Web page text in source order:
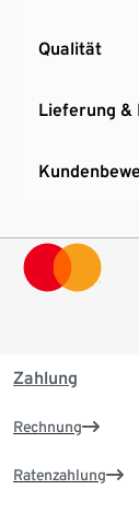
Qualität
Lieferung &
Zahlung
Rechnung
Ratenzahlung